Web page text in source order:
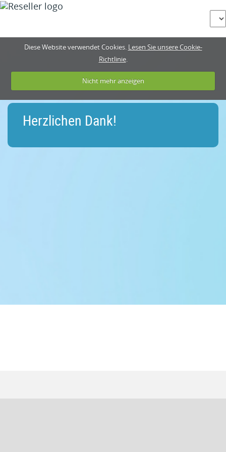
Diese Website verwendet Cookies. Lesen Sie unsere Cookie-
Richtlinie.
Nicht mehr anzeigen
Herzlichen Dank!